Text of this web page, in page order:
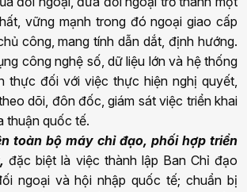
vững mạnh trong đó ngoại giao cấp
công, mang tính dẫn dắt, định hướng.
công nghệ số, dữ liệu lớn và hệ thống
thực đối với việc thực hiện nghị quyết,
dõi, đôn đốc, giám sát việc triển khai
thuận quốc tế.
toàn bộ máy chỉ đạo, phối hợp triển
,đặc biệt là việc thành lập Ban Chỉ đạo
ngoại và hội nhập quốc tế; chuẩn bị